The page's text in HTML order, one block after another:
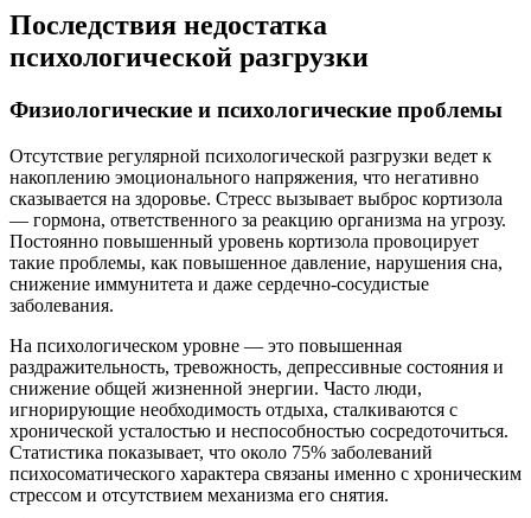
Последствия недостатка
психологической разгрузки
Физиологические и психологические проблемы
Отсутствие регулярной психологической разгрузки ведет к
накоплению эмоционального напряжения, что негативно
сказывается на здоровье. Стресс вызывает выброс кортизола
— гормона, ответственного за реакцию организма на угрозу.
Постоянно повышенный уровень кортизола провоцирует
такие проблемы, как повышенное давление, нарушения сна,
снижение иммунитета и даже сердечно-сосудистые
заболевания.
На психологическом уровне — это повышенная
раздражительность, тревожность, депрессивные состояния и
снижение общей жизненной энергии. Часто люди,
игнорирующие необходимость отдыха, сталкиваются с
хронической усталостью и неспособностью сосредоточиться.
Статистика показывает, что около 75% заболеваний
психосоматического характера связаны именно с хроническим
стрессом и отсутствием механизма его снятия.